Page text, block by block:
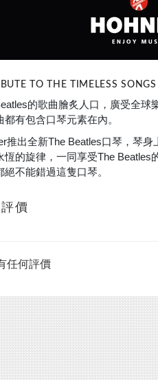
TO THE TIMELESS
的歌曲膾炙人口，廣受全球
都有包含口琴元素在內。
推出全新The Beatles口琴，琴身
恆的旋律，一同享受The Beatles
絕不能錯過這隻口琴。
價
任何評價